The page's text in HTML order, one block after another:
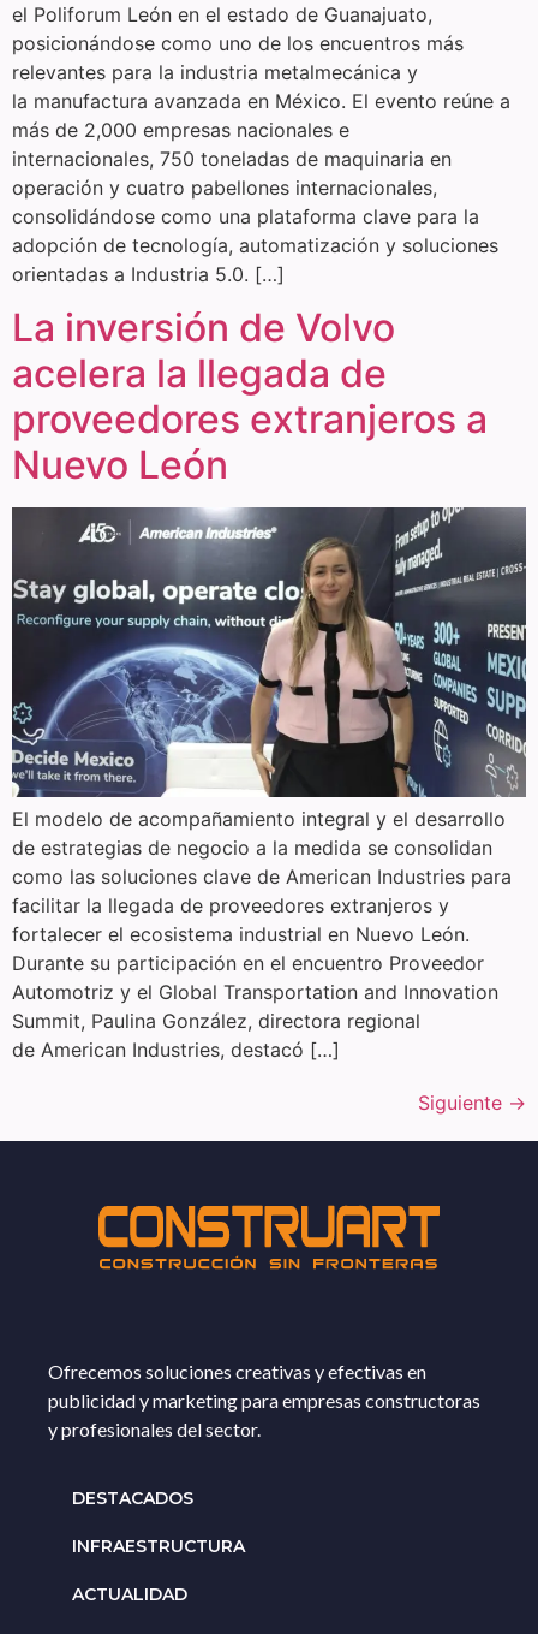
el Poliforum León en el estado de Guanajuato,
posicionándose como uno de los encuentros más
relevantes para la industria metalmecánica y
la manufactura avanzada en México. El evento reúne a
más de 2,000 empresas nacionales e
internacionales, 750 toneladas de maquinaria en
operación y cuatro pabellones internacionales,
consolidándose como una plataforma clave para la
adopción de tecnología, automatización y soluciones
orientadas a Industria 5.0. […]
La inversión de Volvo
acelera la llegada de
proveedores extranjeros a
Nuevo León
El modelo de acompañamiento integral y el desarrollo
de estrategias de negocio a la medida se consolidan
como las soluciones clave de American Industries para
facilitar la llegada de proveedores extranjeros y
fortalecer el ecosistema industrial en Nuevo León.
Durante su participación en el encuentro Proveedor
Automotriz y el Global Transportation and Innovation
Summit, Paulina González, directora regional
de American Industries, destacó […]
Siguiente →
Ofrecemos soluciones creativas y efectivas en
publicidad y marketing para empresas constructoras
y profesionales del sector.
DESTACADOS
INFRAESTRUCTURA
ACTUALIDAD